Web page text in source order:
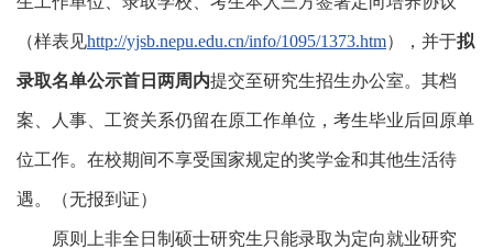
（样表见http://yjsb.nepu.edu.cn/info/1095/1373.htm），并于拟
录取名单公示首日两周内提交至研究生招生办公室。其档
案、人事、工资关系仍留在原工作单位，考生毕业后回原单
位工作。在校期间不享受国家规定的奖学金和其他生活待
遇。（无报到证）
原则上非全日制硕士研究生只能录取为定向就业研究